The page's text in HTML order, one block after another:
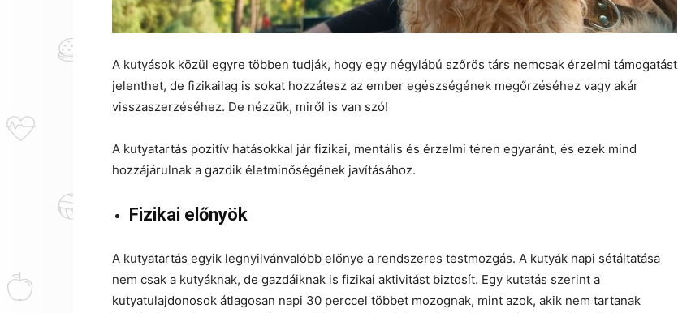
A kutyások közül egyre többen tudják, hogy egy négylábú szőrös társ nemcsak érzelmi támogatást
jelenthet, de fizikailag is sokat hozzátesz az ember egészségének megőrzéséhez vagy akár
visszaszerzéséhez. De nézzük, miről is van szó!
A kutyatartás pozitív hatásokkal jár fizikai, mentális és érzelmi téren egyaránt, és ezek mind
hozzájárulnak a gazdik életminőségének javításához.
Fizikai előnyök
A kutyatartás egyik legnyilvánvalóbb előnye a rendszeres testmozgás. A kutyák napi sétáltatása
nem csak a kutyáknak, de gazdáiknak is fizikai aktivitást biztosít. Egy kutatás szerint a
kutyatulajdonosok átlagosan napi 30 perccel többet mozognak, mint azok, akik nem tartanak